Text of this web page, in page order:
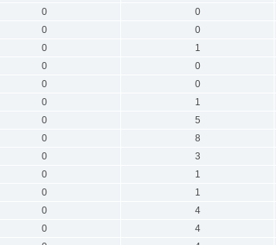
0 0
0 0
0 1
0 0
0 0
0 1
0 5
0 8
0 3
0 1
0 1
0 4
0 4